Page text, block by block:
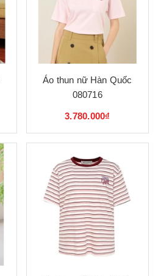
Áo thun nữ Hàn Quốc
080716
3.780.000₫